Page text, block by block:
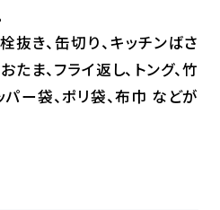
抜き、缶切り、キッチンばさ
たま、フライ返し、トング、竹
パー袋、ポリ袋、布巾 などが